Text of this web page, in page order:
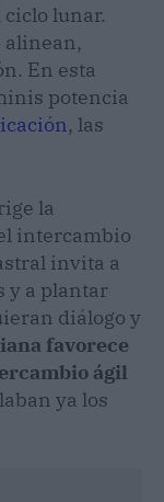
ciclo lunar.
alinean,
En esta
potencia
, las
la
intercambio
invita a
y a plantar
diálogo y
favorece
ágil
ya los